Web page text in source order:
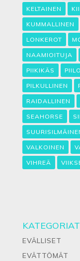
KELTAINEN
KUMMALLINEN
LONKEROT
NAAMIOITUJA
PIIKIKÄS
PILKULLINEN
RAIDALLINEN
SEAHORSE
VALKOINEN
VIHREÄ
KATEGORIAT
EVÄLLISET
EVÄTTÖMÄT